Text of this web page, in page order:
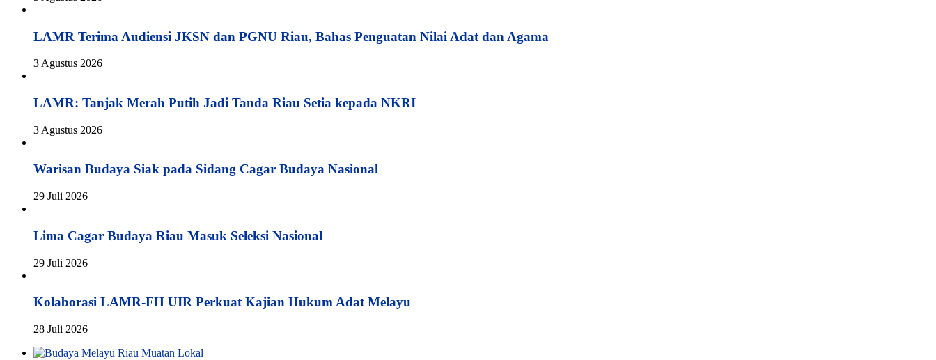
LAMR Terima Audiensi JKSN dan PGNU Riau, Bahas Penguatan Nilai Adat dan Agama
3 Agustus 2026
LAMR: Tanjak Merah Putih Jadi Tanda Riau Setia kepada NKRI
3 Agustus 2026
Warisan Budaya Siak pada Sidang Cagar Budaya Nasional
29 Juli 2026
Lima Cagar Budaya Riau Masuk Seleksi Nasional
29 Juli 2026
Kolaborasi LAMR-FH UIR Perkuat Kajian Hukum Adat Melayu
28 Juli 2026